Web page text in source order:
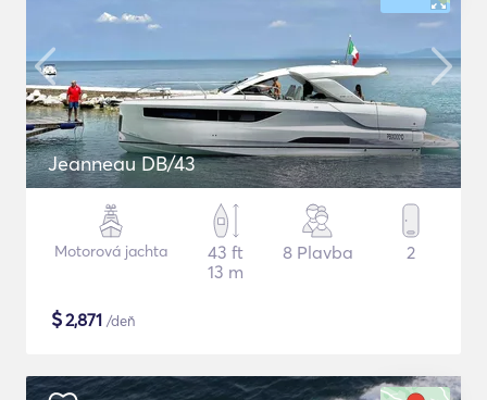
Jeanneau DB/43
Motorová jachta
43 ft
13 m
8 Plavba 2
$2,871 /deň